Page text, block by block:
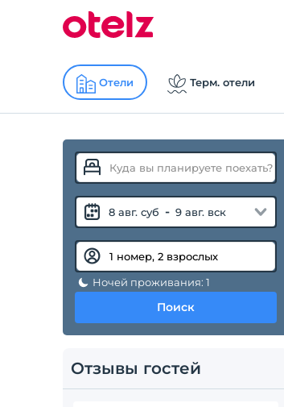
Отели Терм. отели
8 авг. суб - 9 авг. вск
Ночей проживания: 1
Поиск
Отзывы гостей